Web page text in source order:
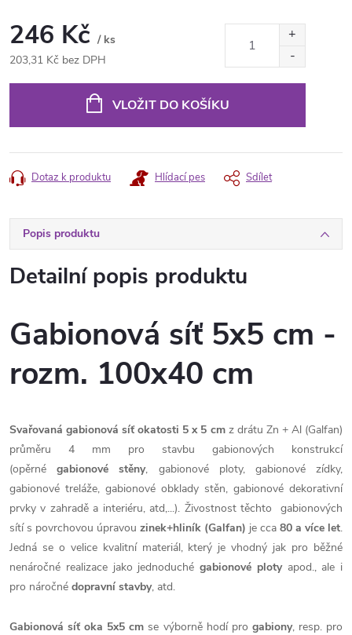
246 Kč / ks
203,31 Kč bez DPH
VLOŽIT DO KOŠÍKU
Dotaz k produktu Hlídací pes Sdílet
Popis produktu
Detailní popis produktu
Gabionová síť 5x5 cm -
rozm. 100x40 cm
Svařovaná gabionová síť okatosti 5 x 5 cmz drátu Zn + Al (Galfan)
průměru 4 mm pro stavbu gabionových konstrukcí
(opěrnégabionové stěny, gabionové ploty, gabionové zídky,
gabionové treláže, gabionové obklady stěn, gabionové dekorativní
prvky v zahradě a interiéru, atd,...). Živostnost těchto gabionových
sítí s povrchovou úpravou zinek+hliník (Galfan) je cca 80 a více let.
Jedná se o velice kvalitní materiál, který je vhodný jak pro běžné
nenáročné realizace jako jednoduché gabionové plotyapod., ale i
pro náročné dopravní stavby, atd.
Gabionová síť oka 5x5 cm se výborně hodí pro gabiony, resp. pro